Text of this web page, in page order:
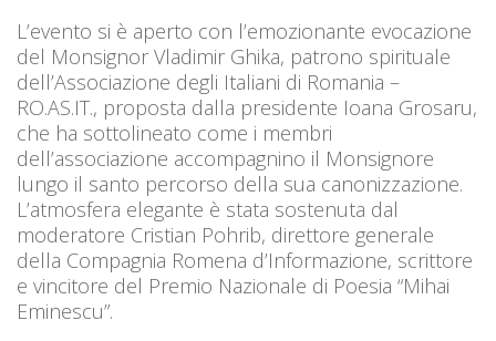
L’evento si è aperto con l’emozionante evocazione
del Monsignor Vladimir Ghika, patrono spirituale
dell’Associazione degli Italiani di Romania –
RO.AS.IT., proposta dalla presidente Ioana Grosaru,
che ha sottolineato come i membri
dell’associazione accompagnino il Monsignore
lungo il santo percorso della sua canonizzazione.
L’atmosfera elegante è stata sostenuta dal
moderatore Cristian Pohrib, direttore generale
della Compagnia Romena d’Informazione, scrittore
e vincitore del Premio Nazionale di Poesia “Mihai
Eminescu”.